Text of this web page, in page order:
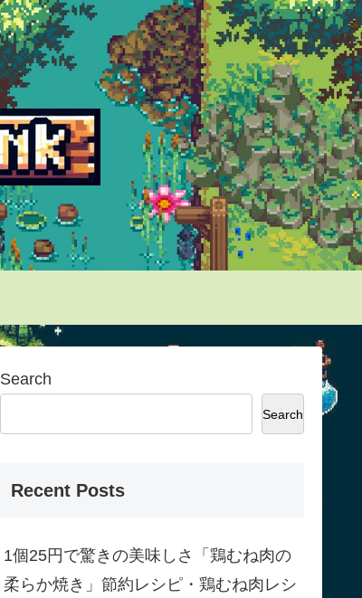
Search
Search
Recent Posts
1個25円で驚きの美味しさ「鶏むね肉の
柔らか焼き」節約レシピ・鶏むね肉レシ